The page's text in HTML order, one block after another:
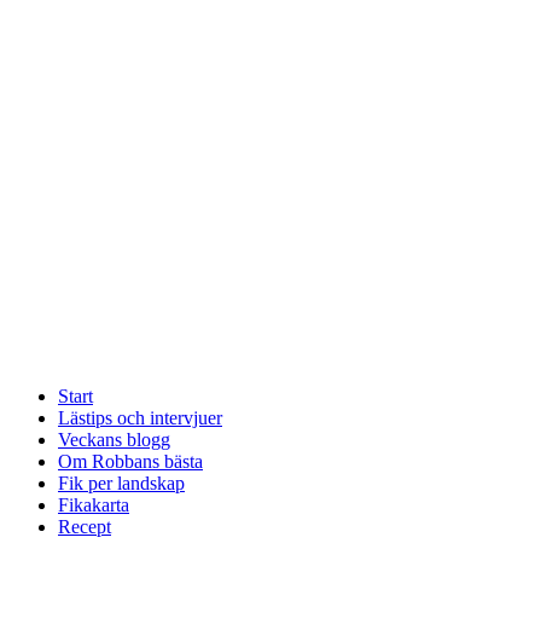
Start
Lästips och intervjuer
Veckans blogg
Om Robbans bästa
Fik per landskap
Fikakarta
Recept